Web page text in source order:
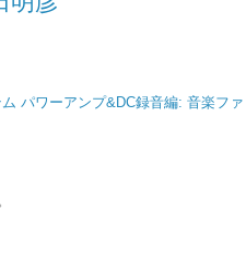
パワーアンプ&DC録音編: 音楽ファ